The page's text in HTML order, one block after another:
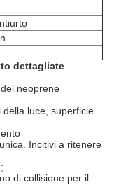
dettagliate
neoprene
luce, superficie
Incitivi a ritenere
di collisione per il